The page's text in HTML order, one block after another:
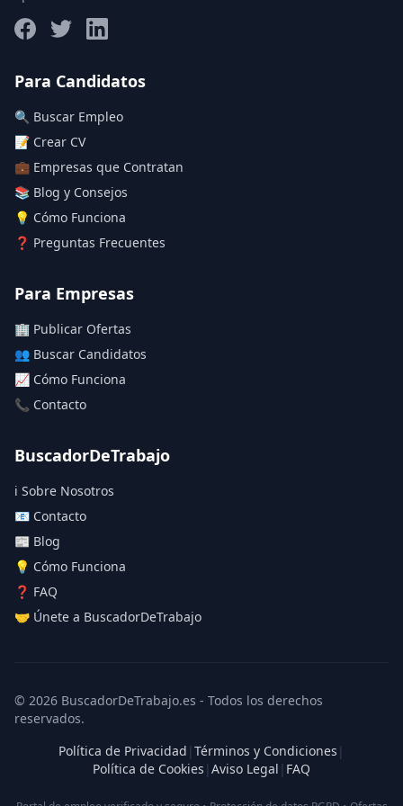
Deja vacío para "sin límite"
Aplicar filtros
Para Candidatos
🔍 Buscar Empleo
📝 Crear CV
💼 Empresas que Contratan
📚 Blog y Consejos
💡 Cómo Funciona
❓ Preguntas Frecuentes
Para Empresas
🏢 Publicar Ofertas
👥 Buscar Candidatos
📈 Cómo Funciona
📞 Contacto
BuscadorDeTrabajo
ℹ️ Sobre Nosotros
📧 Contacto
📰 Blog
💡 Cómo Funciona
❓ FAQ
🤝 Únete a BuscadorDeTrabajo
© 2026 BuscadorDeTrabajo.es - Todos los derechos
reservados.
Política de Privacidad | Términos y Condiciones |
Política de Cookies | Aviso Legal | FAQ